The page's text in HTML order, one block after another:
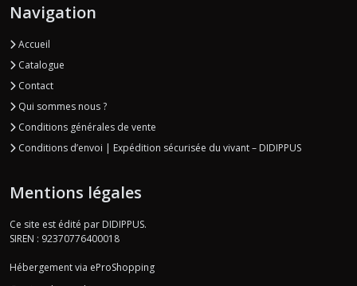
Navigation
Accueil
Catalogue
Contact
Qui sommes nous ?
Conditions générales de vente
Conditions d’envoi | Expédition sécurisée du vivant – DIDIPPUS
Mentions légales
Ce site est édité par DIDIPPUS.
SIREN : 92370776400018
Hébergement via eProShopping